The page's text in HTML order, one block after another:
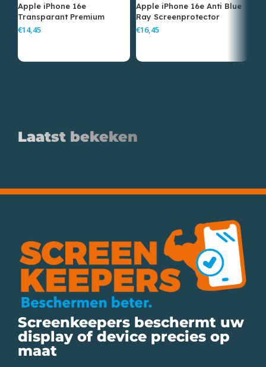
Apple iPhone 16e
Transparant Premium
Screenprotector
€
Apple iPhone 16e Anti Blue
Ray Screenprotector
€
Laatst bekeken
Screenkeepers beschermt uw
display of device precies op
maat